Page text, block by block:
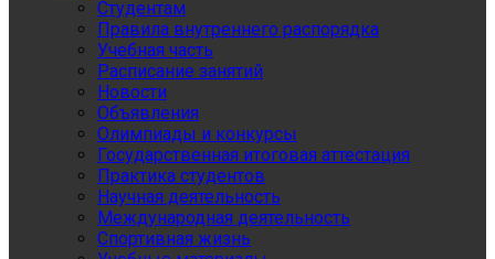
Студентам
Правила внутреннего распорядка
Учебная часть
Расписание занятий
Новости
Объявления
Олимпиады и конкурсы
Государственная итоговая аттестация
Практика студентов
Научная деятельность
Международная деятельность
Спортивная жизнь